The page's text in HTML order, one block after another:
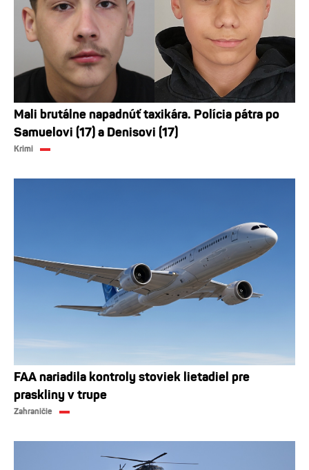
Mali brutálne napadnúť taxikára. Polícia pátra po
Samuelovi (17) a Denisovi (17)
Krimi
FAA nariadila kontroly stoviek lietadiel pre
praskliny v trupe
Zahraničie